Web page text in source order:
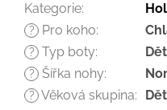
Kategorie:
? Pro koho:
? Typ boty:
? Šířka nohy:
? Věková skupina: